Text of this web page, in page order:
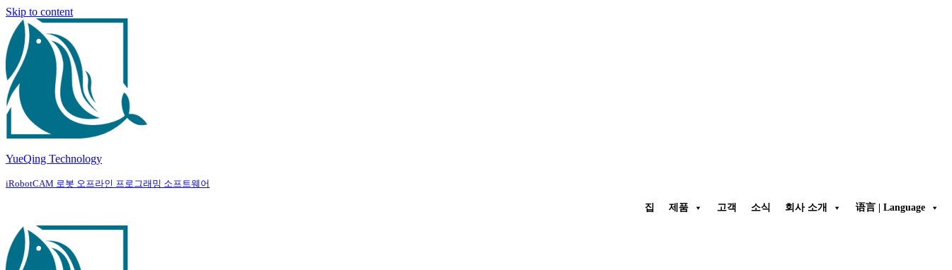
Skip to content
YueQing Technology
iRobotCAM 로봇 오프라인 프로그래밍 소프트웨어
집 제품 고객 소식 회사 소개 语言 | Language